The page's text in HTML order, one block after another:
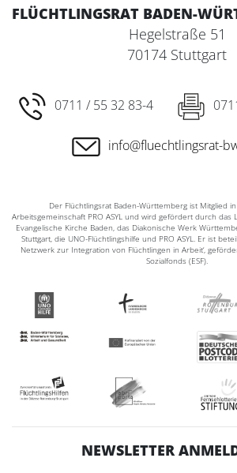
FLÜCHTLINGSRAT BADEN-
Hegelstraße 51
70174 Stuttgart
0711 / 55 32 83-4
info@fluechtlingsrat-
Der Flüchtlingsrat Baden-Württemberg ist Mitglied
Arbeitsgemeinschaft PRO ASYL und wird gefördert durch das
Evangelische Kirche Baden, das Diakonische Werk
Stuttgart, die UNO-Flüchtlingshilfe und PRO ASYL. Er ist
Netzwerk zur Integration von Flüchtlingen in Arbeit‘,
Sozialfonds (ESF).
NEWSLETTER